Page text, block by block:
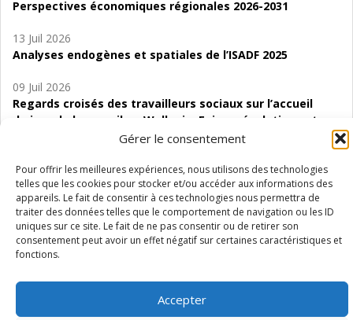
Gérer le consentement
Pour offrir les meilleures expériences, nous utilisons des technologies
telles que les cookies pour stocker et/ou accéder aux informations des
appareils. Le fait de consentir à ces technologies nous permettra de
traiter des données telles que le comportement de navigation ou les ID
uniques sur ce site. Le fait de ne pas consentir ou de retirer son
consentement peut avoir un effet négatif sur certaines caractéristiques et
fonctions.
Accepter
Perspectives économiques régionales 2026-2031
13 Juil 2026
Analyses endogènes et spatiales de l’ISADF 2025
09 Juil 2026
Regards croisés des travailleurs sociaux sur l’accueil
de jour de bas seuil en Wallonie. Enjeux, évolutions et
06 Juil 2026
Étude d’évaluabilité des Structures
d’accompagnement à l’autocréation d’emploi (SAACE)
01 Juil 2026
Pénurie du personnel infirmier :quels indicateurs
Wallonie ?